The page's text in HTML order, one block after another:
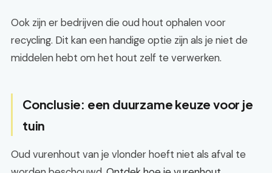
Ook zijn er bedrijven die oud hout ophalen voor
recycling. Dit kan een handige optie zijn als je niet de
middelen hebt om het hout zelf te verwerken.
Conclusie: een duurzame keuze voor je
tuin
Oud vurenhout van je vlonder hoeft niet als afval te